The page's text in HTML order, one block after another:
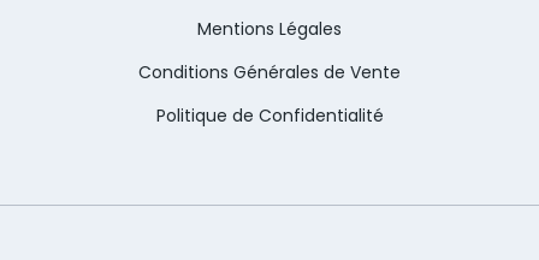
Mentions Légales
Conditions Générales de Vente
Politique de Confidentialité